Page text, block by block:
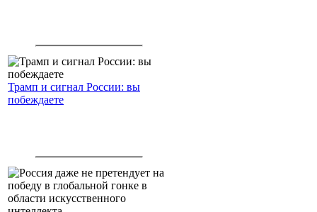
Трамп и сигнал России: вы
побеждаете